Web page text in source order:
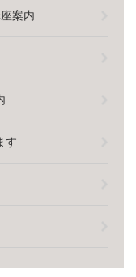
案内
す